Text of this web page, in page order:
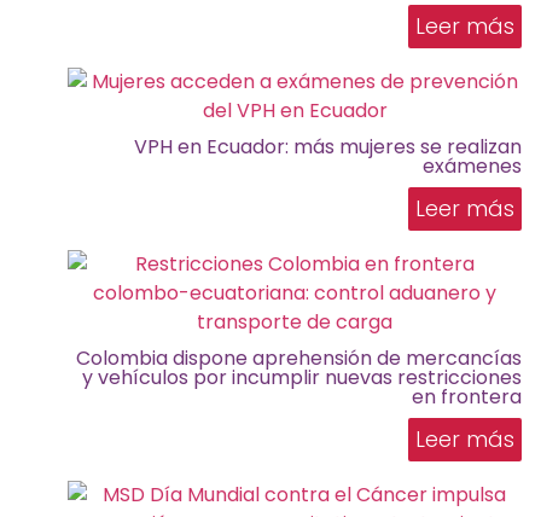
Leer más
VPH en Ecuador: más mujeres se realizan
exámenes
Leer más
Colombia dispone aprehensión de mercancías
y vehículos por incumplir nuevas restricciones
en frontera
Leer más